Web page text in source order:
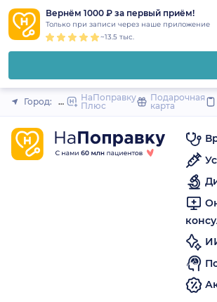
Вернём 1000 ₽ за первый приём!
Только при записи через наше приложение
~13.5 тыс.
Закрыть
Город: МоскваНаПоправку
Плюс
Подарочная
карта